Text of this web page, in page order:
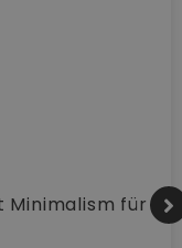
Minimalism für